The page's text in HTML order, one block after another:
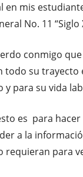
mis
No. 11
conmigo
todo su trayecto
y para su vida
es para
a la
requieran para